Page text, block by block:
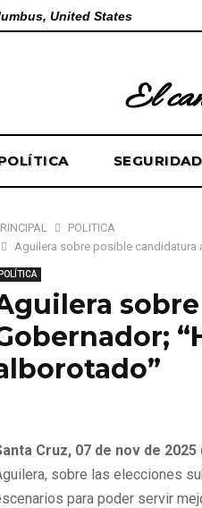
United States
El
SEGURIDAD
POLÍTICA
Aguilera sobre posible candidatura
POLÍTICA
Cruz, 07 de nov de 2025
sobre las elecciones
para poder servir